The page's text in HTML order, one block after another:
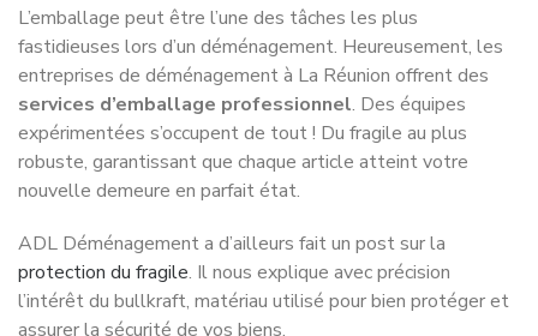
L’emballage peut être l’une des tâches les plus
fastidieuses lors d’un déménagement. Heureusement, les
entreprises de déménagement à La Réunion offrent des
services d’emballage professionnel. Des équipes
expérimentées s’occupent de tout ! Du fragile au plus
robuste, garantissant que chaque article atteint votre
nouvelle demeure en parfait état.
ADL Déménagement a d’ailleurs fait un post sur la
protection du fragile. Il nous explique avec précision
l’intérêt du bullkraft, matériau utilisé pour bien protéger et
assurer la sécurité de vos biens.